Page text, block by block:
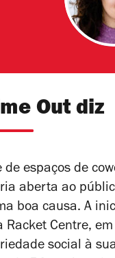
Out diz
de espaços de
aberta ao
boa causa. A
Racket Centre,
social à